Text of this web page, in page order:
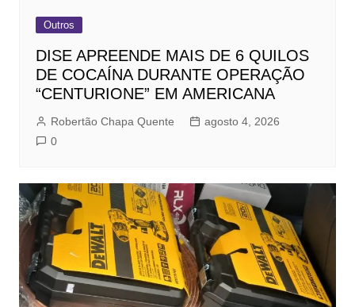
Outros
DISE APREENDE MAIS DE 6 QUILOS
DE COCAÍNA DURANTE OPERAÇÃO
“CENTURIONE” EM AMERICANA
Robertão Chapa Quente
agosto 4, 2026
0